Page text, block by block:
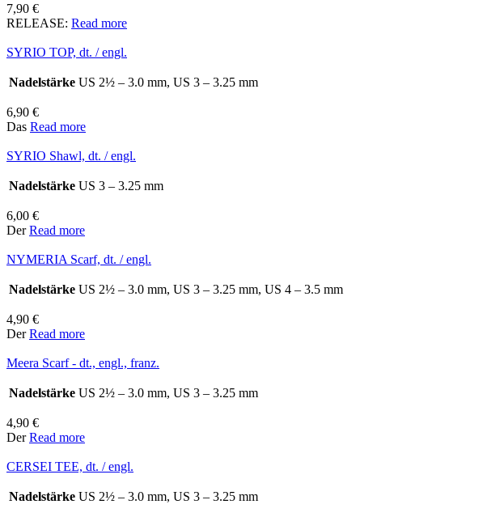
7,90 €
RELEASE: Read more
SYRIO TOP, dt. / engl.
Nadelstärke US 2½ – 3.0 mm, US 3 – 3.25 mm
6,90 €
Das Read more
SYRIO Shawl, dt. / engl.
Nadelstärke US 3 – 3.25 mm
6,00 €
DerRead more
NYMERIA Scarf, dt. / engl.
Nadelstärke US 2½ – 3.0 mm, US 3 – 3.25 mm, US 4 – 3.5 mm
4,90 €
DerRead more
Meera Scarf - dt., engl., franz.
Nadelstärke US 2½ – 3.0 mm, US 3 – 3.25 mm
4,90 €
DerRead more
CERSEI TEE, dt. / engl.
Nadelstärke US 2½ – 3.0 mm, US 3 – 3.25 mm